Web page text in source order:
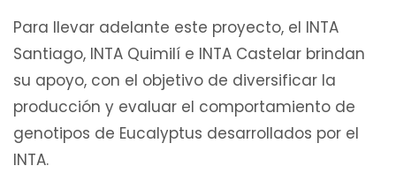
Para llevar adelante este proyecto, el INTA
Santiago, INTA Quimilí e INTA Castelar brindan
su apoyo, con el objetivo de diversificar la
producción y evaluar el comportamiento de
genotipos de Eucalyptus desarrollados por el
INTA.